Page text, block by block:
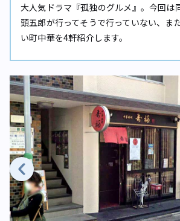
大人気ドラマ『孤独のグルメ』。今回は
頭五郎が行ってそうで行っていない、ま
い町中華を4軒紹介します。